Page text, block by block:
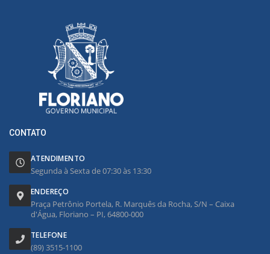
CONTATO
ATENDIMENTO
Segunda à Sexta de 07:30 às 13:30
ENDEREÇO
Praça Petrônio Portela, R. Marquês da Rocha, S/N – Caixa
d'Água, Floriano – PI, 64800-000
TELEFONE
(89) 3515-1100